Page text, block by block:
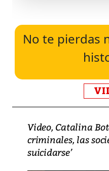
No te pierdas
Video, Catalina
criminales, las
suicidarse’